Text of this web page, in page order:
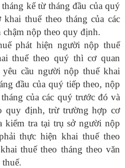
kể từ tháng đầu của quý
thuế theo tháng của các
nộp theo quy định.
phát hiện người nộp thuế
thuế theo quý thì cơ quan
cầu người nộp thuế khai
đầu của quý tiếp theo, nộp
của các quý trước đó và
quy định, trừ trường hợp cơ
kiểm tra tại trụ sở người nộp
thực hiện khai thuế theo
thuế theo tháng theo văn